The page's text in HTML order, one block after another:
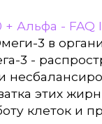
+ Альфа - FAQ
3 в
3 -
этих
клеток и